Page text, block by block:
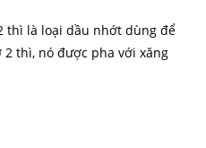
thì là loại dầu nhớt dùng để
thì, nó được pha với xăng